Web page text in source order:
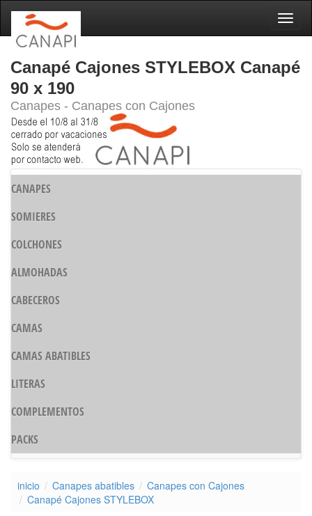
Canapé Cajones STYLEBOX Canapé
90 x 190
Canapes - Canapes con Cajones
CANAPES
SOMIERES
COLCHONES
ALMOHADAS
CABECEROS
CAMAS
CAMAS ABATIBLES
LITERAS
COMPLEMENTOS
PACKS
inicio Canapes abatibles
Canapes con Cajones
Canapé Cajones STYLEBOX